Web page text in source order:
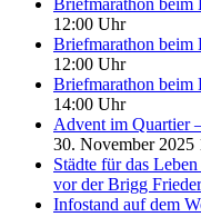
12:00 Uhr
Briefmarathon beim
12:00 Uhr
Briefmarathon beim
14:00 Uhr
Advent im Quartier
30. November 2025
Städte für das
vor der Brigg
Infostand auf dem